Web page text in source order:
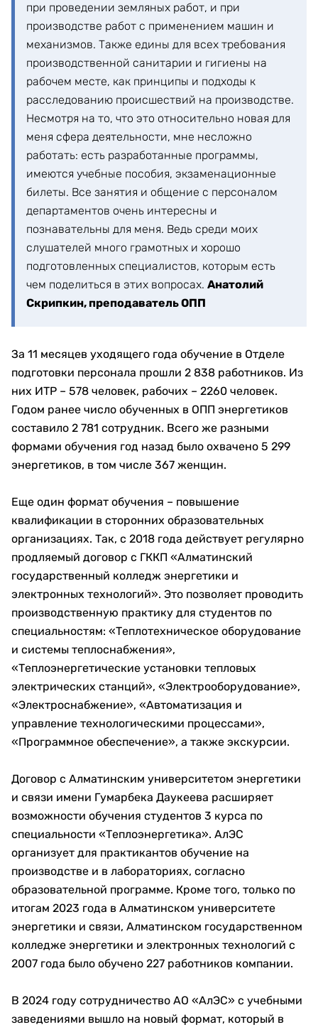
при проведении земляных работ, и при
производстве работ с применением машин и
механизмов. Также едины для всех требования
производственной санитарии и гигиены на
рабочем месте, как принципы и подходы к
расследованию происшествий на производстве.
Несмотря на то, что это относительно новая для
меня сфера деятельности, мне несложно
работать: есть разработанные программы,
имеются учебные пособия, экзаменационные
билеты. Все занятия и общение с персоналом
департаментов очень интересны и
познавательны для меня. Ведь среди моих
слушателей много грамотных и хорошо
подготовленных специалистов, которым есть
чем поделиться в этих вопросах. Анатолий
Скрипкин, преподаватель ОПП
За 11 месяцев уходящего года обучение в Отделе
подготовки персонала прошли 2 838 работников. Из
них ИТР – 578 человек, рабочих – 2260 человек.
Годом ранее число обученных в ОПП энергетиков
составило 2 781 сотрудник. Всего же разными
формами обучения год назад было охвачено 5 299
энергетиков, в том числе 367 женщин.
Еще один формат обучения – повышение
квалификации в сторонних образовательных
организациях. Так, с 2018 года действует регулярно
продляемый договор с ГККП «Алматинский
государственный колледж энергетики и
электронных технологий». Это позволяет проводить
производственную практику для студентов по
специальностям: «Теплотехническое оборудование
и системы теплоснабжения»,
«Теплоэнергетические установки тепловых
электрических станций», «Электрооборудование»,
«Электроснабжение», «Автоматизация и
управление технологическими процессами»,
«Программное обеспечение», а также экскурсии.
Договор с Алматинским университетом энергетики
и связи имени Гумарбека Даукеева расширяет
возможности обучения студентов 3 курса по
специальности «Теплоэнергетика». АлЭС
организует для практикантов обучение на
производстве и в лабораториях, согласно
образовательной программе. Кроме того, только по
итогам 2023 года в Алматинском университете
энергетики и связи, Алматинском государственном
колледже энергетики и электронных технологий с
2007 года было обучено 227 работников компании.
В 2024 году сотрудничество АО «АлЭС» с учебными
заведениями вышло на новый формат, который в